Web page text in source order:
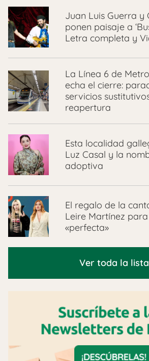
Juan Luis Guerra y
ponen paisaje a
Letra completa y
La Línea 6 de
echa el cierre:
servicios
reapertura
Esta localidad
Luz Casal y la
adoptiva
El regalo de la
Leire Martínez
«perfecta»
Ver toda la lista